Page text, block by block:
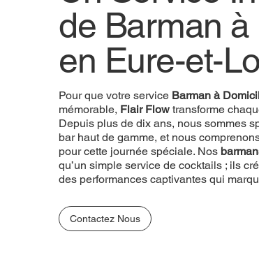
de Barman à
en Eure-et-
Pour que votre service Barman à
mémorable, Flair Flow transforme
Depuis plus de dix ans, nous sommes
bar haut de gamme, et nous
pour cette journée spéciale. Nos
qu’un simple service de cocktails ; ils
des performances captivantes qui
Contactez Nous